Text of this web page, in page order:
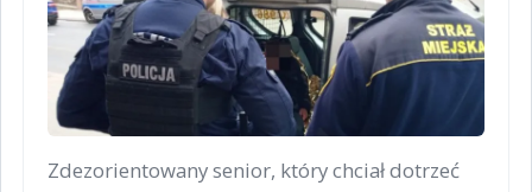
Zdezorientowany senior, który chciał dotrzeć